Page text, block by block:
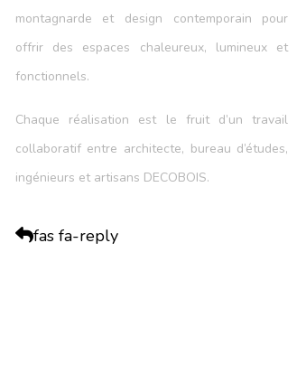
montagnarde et design contemporain pour
offrir des espaces chaleureux, lumineux et
fonctionnels.
Chaque réalisation est le fruit d’un travail
collaboratif entre architecte, bureau d’études,
ingénieurs et artisans DECOBOIS.
fas fa-reply